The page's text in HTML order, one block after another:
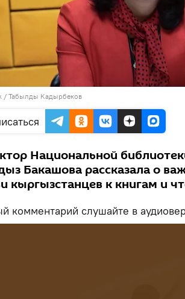
/ Табылды Кадырбеков
Национальной
Бакашова рассказала о
кыргызстанцев к книгам и
комментарий слушайте в